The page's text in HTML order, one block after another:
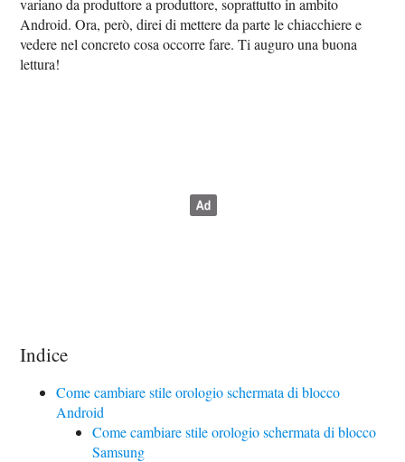
variano da produttore a produttore, soprattutto in ambito
Android. Ora, però, direi di mettere da parte le chiacchiere e
vedere nel concreto cosa occorre fare. Ti auguro una buona
lettura!
Indice
Come cambiare stile orologio schermata di blocco
Android
Come cambiare stile orologio schermata di blocco
Samsung